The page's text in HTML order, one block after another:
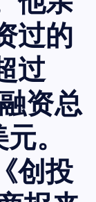
过的
过
资总
。
创投